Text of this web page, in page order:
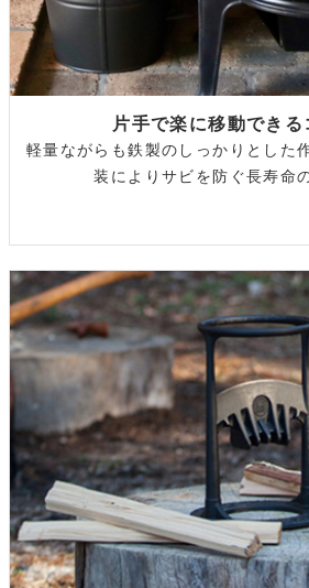
片手で楽に移動できる
軽量ながらも鉄製のしっかりとした
装によりサビを防ぐ長寿命